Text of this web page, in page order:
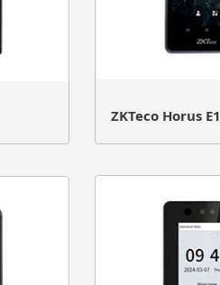
ZKTeco Horus E1